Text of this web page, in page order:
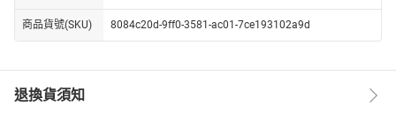
商品貨號(SKU) 8084c20d-9ff0-3581-ac01-7ce193102a9d
退換貨須知